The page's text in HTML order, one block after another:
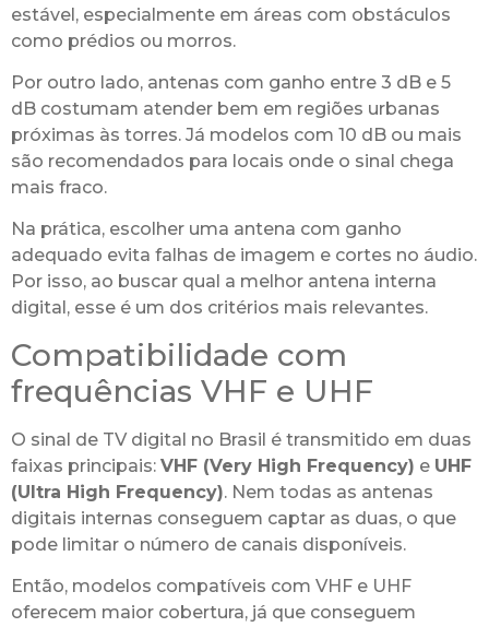
estável, especialmente em áreas com obstáculos
como prédios ou morros.
Por outro lado, antenas com ganho entre 3 dB e 5
dB costumam atender bem em regiões urbanas
próximas às torres. Já modelos com 10 dB ou mais
são recomendados para locais onde o sinal chega
mais fraco.
Na prática, escolher uma antena com ganho
adequado evita falhas de imagem e cortes no áudio.
Por isso, ao buscar qual a melhor antena interna
digital, esse é um dos critérios mais relevantes.
Compatibilidade com
frequências VHF e UHF
O sinal de TV digital no Brasil é transmitido em duas
faixas principais: VHF (Very High Frequency) e UHF
(Ultra High Frequency). Nem todas as antenas
digitais internas conseguem captar as duas, o que
pode limitar o número de canais disponíveis.
Então, modelos compatíveis com VHF e UHF
oferecem maior cobertura, já que conseguem